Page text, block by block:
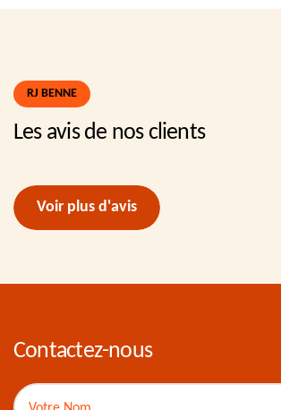
RJ BENNE
Les avis de nos clients
Voir plus d'avis
Contactez-nous